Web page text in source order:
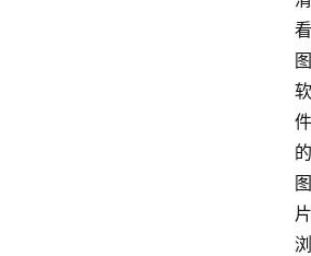
看
图
软
件
的
图
片
浏